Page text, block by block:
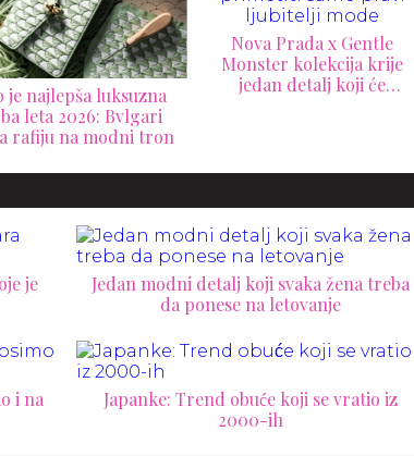
Prada x Gentle
kolekcija krije
jedan detalj koji će
samo pravi
ljubitelji mode
Chanel izaziva buru novom
torbom inspirisanom
je
Jedan modni detalj koji svaka žena treba
da ponese na letovanje
i na
Japanke: Trend obuće koji se vratio iz
2000-ih